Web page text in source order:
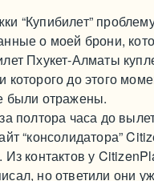
“Купибилет”
о моей брони,
Пхукет-Алматы
которого до этого
были отражены.
полтора часа до
“консолидатора”
Из контактов у
но ответили они